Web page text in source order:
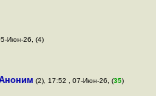
Июн-26, (4)
(2), 17:52 , 07-Июн-26, (35)